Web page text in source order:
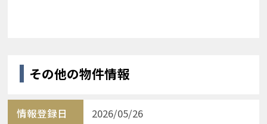
その他の物件情報
情報登録日 2026/05/26